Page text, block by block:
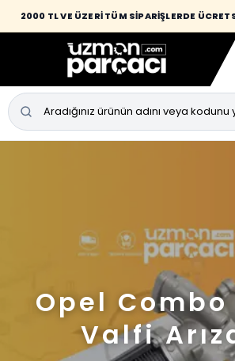
2000 TL VE ÜZERİ TÜM SİPARİŞLERDE
Opel Combo
Valfi